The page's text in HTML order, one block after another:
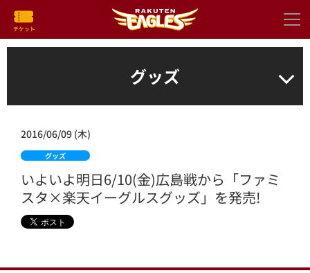
グッズ
2016/06/09 (木)
グッズ
いよいよ明日6/10(金)広島戦から「ファミ
スタ×楽天イーグルスグッズ」を発売!